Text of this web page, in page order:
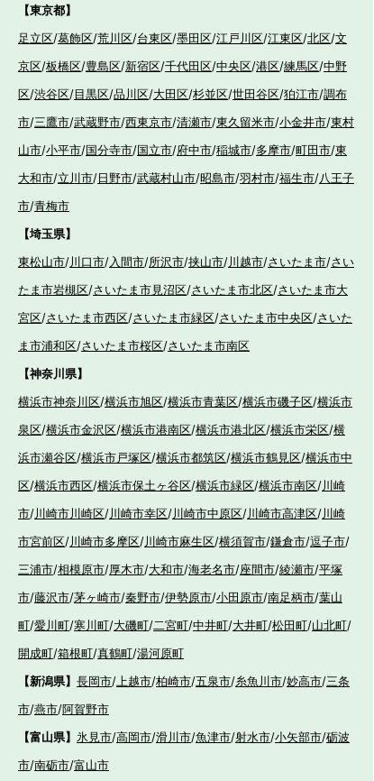
【東京都】
足立区/葛飾区/荒川区/台東区/墨田区/江戸川区/江東区/北区/文
京区/板橋区/豊島区/新宿区/千代田区/中央区/港区/練馬区/中野
区/渋谷区/目黒区/品川区/大田区/杉並区/世田谷区/狛江市/調布
市/三鷹市/武蔵野市/西東京市/清瀬市/東久留米市/小金井市/東村
山市/小平市/国分寺市/国立市/府中市/稲城市/多摩市/町田市/東
大和市/立川市/日野市/武蔵村山市/昭島市/羽村市/福生市/八王子
市/青梅市
【埼玉県】
東松山市/川口市/入間市/所沢市/挟山市/川越市/さいたま市/さい
たま市岩槻区/さいたま市見沼区/さいたま市北区/さいたま市大
宮区/さいたま市西区/さいたま市緑区/さいたま市中央区/さいた
ま市浦和区/さいたま市桜区/さいたま市南区
【神奈川県】
横浜市神奈川区/横浜市旭区/横浜市青葉区/横浜市磯子区/横浜市
泉区/横浜市金沢区/横浜市港南区/横浜市港北区/横浜市栄区/横
浜市瀬谷区/横浜市戸塚区/横浜市都筑区/横浜市鶴見区/横浜市中
区/横浜市西区/横浜市保土ヶ谷区/横浜市緑区/横浜市南区/川崎
市/川崎市川崎区/川崎市幸区/川崎市中原区/川崎市高津区/川崎
市宮前区/川崎市多摩区/川崎市麻生区/横須賀市/鎌倉市/逗子市/
三浦市/相模原市/厚木市/大和市/海老名市/座間市/綾瀬市/平塚
市/藤沢市/茅ヶ崎市/秦野市/伊勢原市/小田原市/南足柄市/葉山
町/愛川町/寒川町/大磯町/二宮町/中井町/大井町/松田町/山北町/
開成町/箱根町/真鶴町/湯河原町
【新潟県】 長岡市/上越市/柏崎市/五泉市/糸魚川市/妙高市/三条
市/燕市/阿賀野市
【富山県】 氷見市/高岡市/滑川市/魚津市/射水市/小矢部市/砺波
市/南砺市/富山市